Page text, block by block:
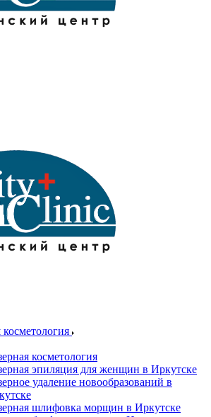
косметология
косметология
эпиляция для женщин в Иркутске
удаление новообразований в
шлифовка морщин в Иркутске